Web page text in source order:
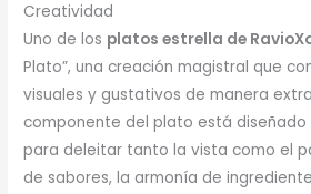
Creatividad
Uno de los platos estrella de
Plato”, una creación magistral que
visuales y gustativos de manera
componente del plato está
para deleitar tanto la vista como el
de sabores, la armonía de